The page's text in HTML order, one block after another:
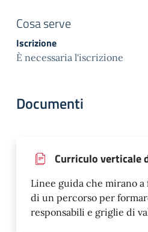
Cosa serve
Iscrizione
È necessaria l'iscrizione
Documenti
Curriculo verticale
Linee guida che mirano
di un percorso per
responsabili e griglie di